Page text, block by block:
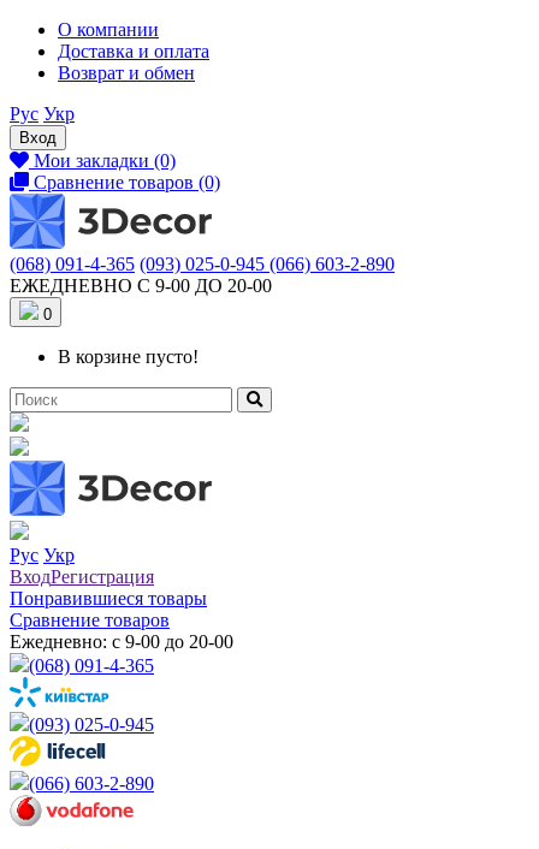
О компании
Доставка и оплата
Возврат и обмен
Рус Укр
Вход
Мои закладки (0)
Сравнение товаров (0)
(068) 091-4-365 (093) 025-0-945 (066) 603-2-890
ЕЖЕДНЕВНО С 9-00 ДО 20-00
0
В корзине пусто!
Рус Укр
ВходРегистрация
Понравившиеся товары
Сравнение товаров
Ежедневно: с 9-00 до 20-00
(068) 091-4-365
(093) 025-0-945
(066) 603-2-890